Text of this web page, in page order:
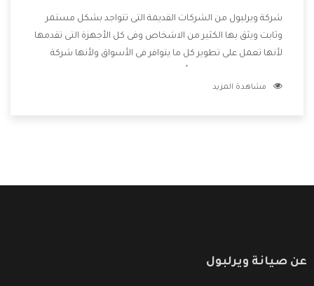
شركة ويرلبول من الشركات القديمة التى تتواجد بشكل مستمر
وثابت ويثق بها الكثير من الاشخاص وفى كل الأجهزة التى تقدمها
لأنها تعمل على تطوير كل ما يتوافر فى الأسواق ولأنها شركة
وتقدم للعملاء أقوى العروض والخصومات التى تسهل على
مشاهدة المزيد
عن صيانة ويرلبول